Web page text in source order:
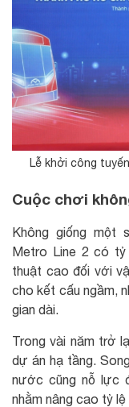
Lễ khởi công
Cuộc chơi
Không giống một
Metro Line 2 có tỷ
thuật cao đối với
cho kết cấu ngầm,
gian dài.
Trong vài năm trở
dự án hạ tầng.
nước cũng nỗ lực
nhằm nâng cao tỷ